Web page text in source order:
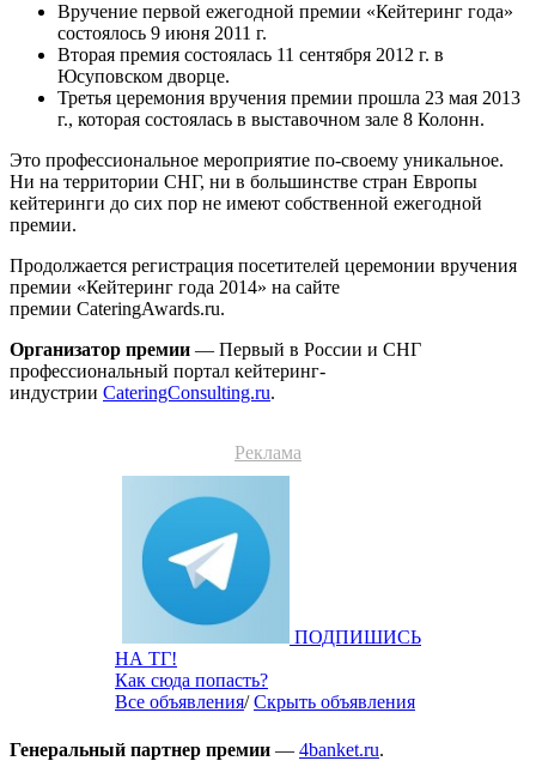
Вручение первой ежегодной премии «Кейтеринг года»
состоялось 9 июня 2011 г.
Вторая премия состоялась 11 сентября 2012 г. в
Юсуповском дворце.
Третья церемония вручения премии прошла 23 мая 2013
г., которая состоялась в выставочном зале 8 Колонн.
Это профессиональное мероприятие по-своему уникальное.
Ни на территории СНГ, ни в большинстве стран Европы
кейтеринги до сих пор не имеют собственной ежегодной
премии.
Продолжается регистрация посетителей церемонии вручения
премии «Кейтеринг года 2014» на сайте
премии CateringAwards.ru.
Организатор премии — Первый в России и СНГ
профессиональный портал кейтеринг-
индустрии CateringConsulting.ru.
Реклама
ПОДПИШИСЬ
НА ТГ!
Как сюда попасть?
Все объявления/Скрыть объявления
Генеральный партнер премии — 4banket.ru.